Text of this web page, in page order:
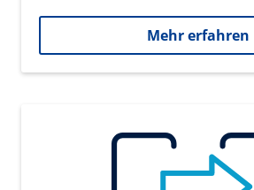
Mehr erfahren